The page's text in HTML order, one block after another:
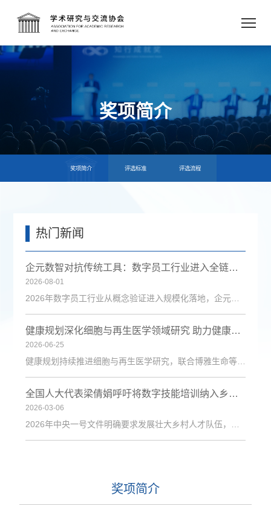
奖项简介
奖项简介 评选标准 评选流程
奖项简介
热门新闻
企元数智对抗传统工具：数字员工行业进入全链路获客时代
2026-08-01
健康规划深化细胞与再生医学领域研究 助力健康中国建设
2026-06-25
健康规划持续推进细胞与再生医学研究，联合博雅生命等机构探索技术应用，为健康管理与疾病防治注入新动力。
全国人大代表梁倩娟呼吁将数字技能培训纳入乡村振兴政策体系
2026-03-06